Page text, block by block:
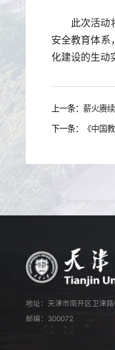
此次活动
安全教育体系
化建设的生动
上一条： 薪火赓
下一条： 《中国
地址：天津市南开区卫津
邮编：300072